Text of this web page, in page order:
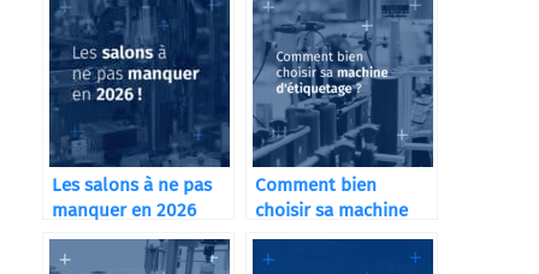
Les salons à ne pas
manquer en 2026
Comment bien
choisir sa machine
d’étiquetage ?